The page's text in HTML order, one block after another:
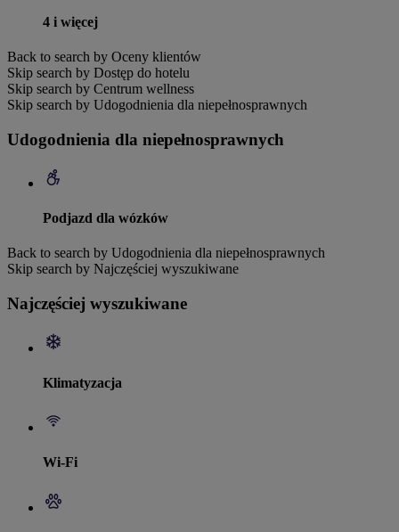
4 i więcej
Back to search by Oceny klientów
Skip search by Dostęp do hotelu
Skip search by Centrum wellness
Skip search by Udogodnienia dla niepełnosprawnych
Udogodnienia dla niepełnosprawnych
Podjazd dla wózków
Back to search by Udogodnienia dla niepełnosprawnych
Skip search by Najczęściej wyszukiwane
Najczęściej wyszukiwane
Klimatyzacja
Wi-Fi